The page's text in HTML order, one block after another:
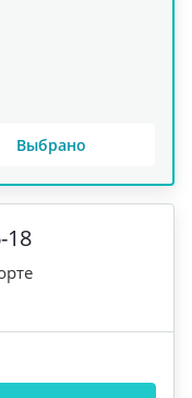
Выбрано